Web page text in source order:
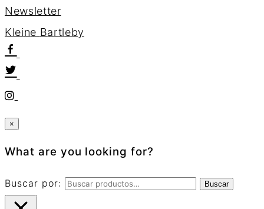
Newsletter
Kleine Bartleby
×
What are you looking for?
Buscar por: Buscar